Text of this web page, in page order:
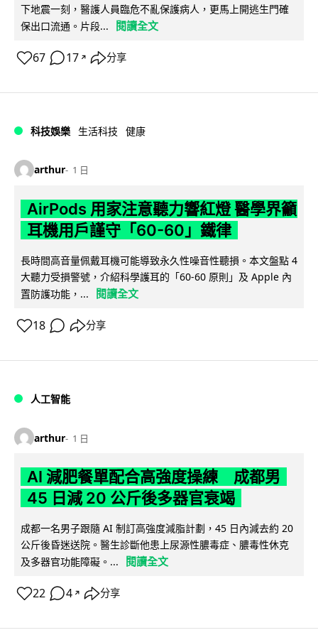
下地震一刻，醫護人員臨危不亂保護病人，更馬上開逃生門確
保出口流通。片段...
閱讀全文
67 17 ↗ 分享
科技娛樂 生活科技 健康
arthur 1 日
AirPods 用家注意聽力響紅燈 醫學界籲
耳機用戶謹守「60-60」鐵律
長時間高音量佩戴耳機可能導致永久性噪音性聽損。本文盤點 4
大聽力受損警號，介紹科學護耳的「60-60 原則」及 Apple 內
置防護功能，...
閱讀全文
18 分享
人工智能
arthur 1 日
AI 減肥餐單配合高強度操練 成都男
45 日減 20 公斤後多器官衰竭
成都一名男子跟隨 AI 制訂高強度減脂計劃，45 日內減去約 20
公斤後昏迷送院。醫生診斷他患上尿源性膿毒症、膿毒性休克
及多器官功能障礙。...
閱讀全文
22 4 ↗ 分享